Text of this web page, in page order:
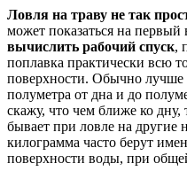
Ловля на траву не так
может показаться на первый
вычислить рабочий спуск,
поплавка практически всю
поверхности. Обычно лучше
полуметра от дна и до
скажу, что чем ближе ко дну,
бывает при ловле на другие
килограмма часто берут
поверхности воды, при